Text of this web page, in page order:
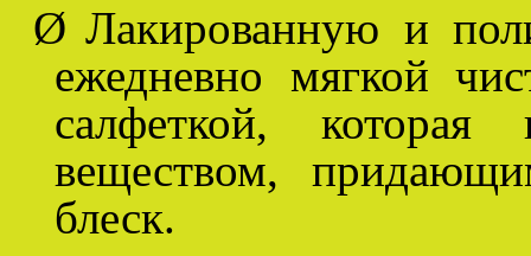
Ø Лакированную и
ежедневно мягкой
салфеткой,
веществом,
блеск.